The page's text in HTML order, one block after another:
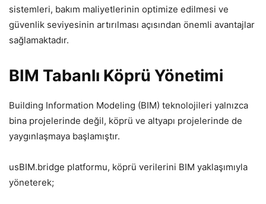
sistemleri, bakım maliyetlerinin optimize edilmesi ve
güvenlik seviyesinin artırılması açısından önemli avantajlar
sağlamaktadır.
BIM Tabanlı Köprü Yönetimi
Building Information Modeling (BIM) teknolojileri yalnızca
bina projelerinde değil, köprü ve altyapı projelerinde de
yaygınlaşmaya başlamıştır.
usBIM.bridge platformu, köprü verilerini BIM yaklaşımıyla
yöneterek;